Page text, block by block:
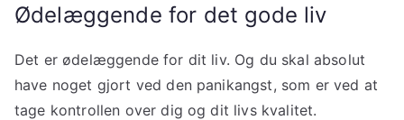
Ødelæggende for det gode liv
Det er ødelæggende for dit liv. Og du skal absolut
have noget gjort ved den panikangst, som er ved at
tage kontrollen over dig og dit livs kvalitet.